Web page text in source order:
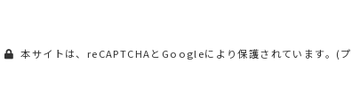
本サイトは、reCAPTCHAとGoogleにより保護されています。(